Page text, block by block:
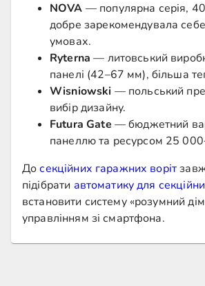
NOVA — популярна серія,
добре зарекомендувала
умовах.
Ryterna — литовський
панелі (42–67 мм), більша
Wisniowski — польський
вибір дизайну.
Futura Gate — бюджетний
панеллю та ресурсом 25
Досекційних гаражних воріт
підібрати автоматику для
встановити систему «розумний
управлінням зі смартфона.